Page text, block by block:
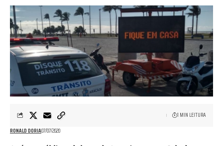
RONALD DORIA07/07/2020
1 MIN LEITURA